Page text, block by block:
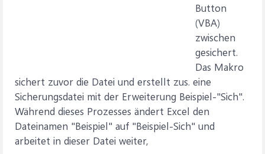
Button
(VBA)
zwischen
gesichert.
Das Makro
sichert zuvor die Datei und erstellt zus. eine
Sicherungsdatei mit der Erweiterung Beispiel-"Sich".
Während dieses Prozesses ändert Excel den
Dateinamen "Beispiel" auf "Beispiel-Sich" und
arbeitet in dieser Datei weiter,